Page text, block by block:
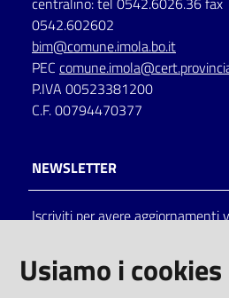
su
on line
0542.602602
bim@comune.imola.bo.it
PEC
P.IVA 00523381200
C.F. 00794470377
NEWSLETTER
Iscriviti per avere aggiornamenti
Usiamo i cookies